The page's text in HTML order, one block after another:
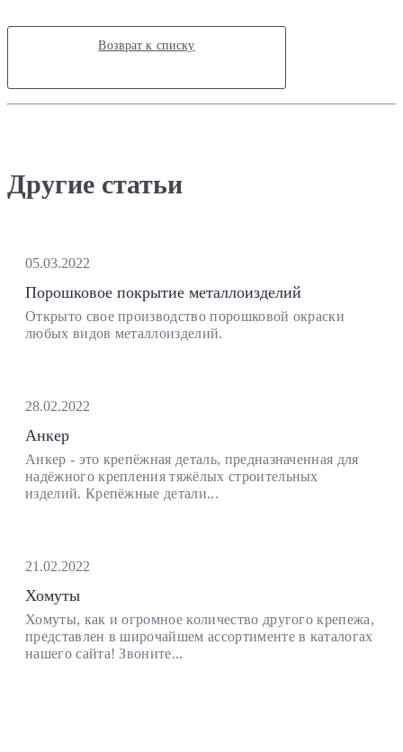
Возврат к списку
Другие статьи
05.03.2022
Порошковое покрытие металлоизделий
Открыто свое производство порошковой окраски
любых видов металлоизделий.
28.02.2022
Анкер
Анкер - это крепёжная деталь, предназначенная для
надёжного крепления тяжёлых строительных
изделий. Крепёжные детали...
21.02.2022
Хомуты
Хомуты, как и огромное количество другого крепежа,
представлен в широчайшем ассортименте в каталогах
нашего сайта! Звоните...